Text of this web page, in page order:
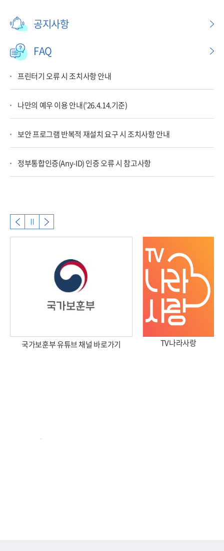
공지사항
FAQ
프린터기 오류 시 조치사항 안내
나만의 예우 이용 안내('26.4.14.기준)
보안 프로그램 반복적 재설치 요구 시 조치사항 안내
정부통합인증(Any-ID) 인증 오류 시 참고사항
국가보훈부 유튜브 채널 바로가기 2026년 국가보훈부 업
TV나라사랑